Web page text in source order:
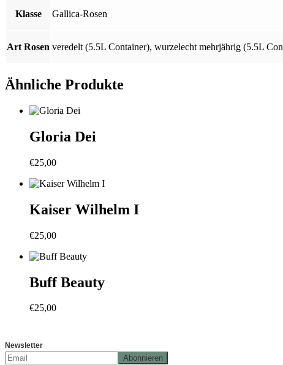
Klasse Gallica-Rosen
Art Rosen veredelt (5.5L Container), wurzelecht mehrjährig (5.5L
Ähnliche Produkte
Gloria Dei
€25,00
Kaiser Wilhelm I
€25,00
Buff Beauty
€25,00
Newsletter